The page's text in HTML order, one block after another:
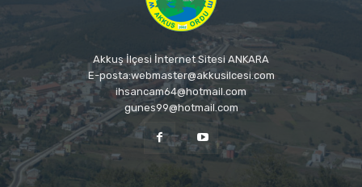
Akkuş İlçesi İnternet Sitesi ANKARA
E-posta:webmaster@akkusilcesi.com
ihsancam64@hotmail.com
gunes99@hotmail.com